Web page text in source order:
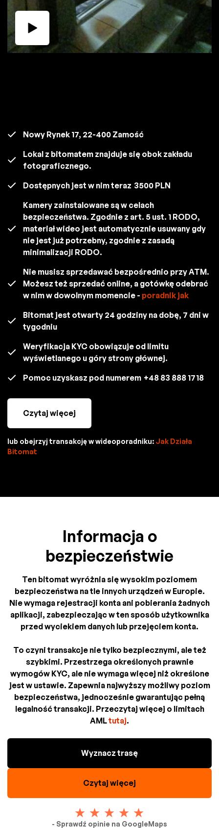
Nowy Rynek 17, 22-400 Zamość
Lokal z bitomatem znajduje się obok zakładu
fotograficznego.
Dostępnych jest w nim teraz 3500 PLN
Kamery zainstalowane są w celach
bezpieczeństwa. Zgodnie z art. 5 ust. 1 RODO,
materiał wideo jest automatycznie usuwany gdy
nie jest już potrzebny, zgodnie z zasadą
minimalizacji RODO.
Nie musisz sprzedawać bezpośrednio przy ATM.
Możesz też sprzedać online, a gotówkę odebrać
w nim w dowolnym momencie - poradnik jak
Bitomat jest otwarty 24 godziny na dobę, 7 dni w
tygodniu
Weryfikacja KYC obowiązuje od limitu
wyświetlanego u góry strony głównej.
Pomoc uzyskasz pod numerem +48 83 888 1718
Czytaj więcej
lub obejrzyj transakcję w wideoporadniku: Jak Działa
Bitomat
Informacja o
bezpieczeństwie
Ten bitomat wyróżnia się wysokim poziomem
bezpieczeństwa na tle innych urządzeń w Europie.
Nie wymaga rejestracji konta ani pobierania żadnych
aplikacji, zabezpieczając w ten sposób użytkownika
przed wyciekiem danych lub przejęciem konta.
To czyni transakcje nie tylko bezpiecznymi, ale też
szybkimi. Przestrzega określonych prawnie
wymogów KYC, ale nie wymaga więcej niż określone
jest w ustawie. Zapewnia najwyższy możliwy poziom
bezpieczeństwa, jednocześnie gwarantując pełną
legalność transakcji. Przeczytaj więcej o limitach
AMLtutaj.
Wyznacz trasę
Czytaj więcej
- Sprawdź opinie na GoogleMaps